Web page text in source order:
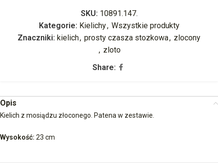
SKU: 10891.147.
Kategorie: Kielichy, Wszystkie produkty
Znaczniki: kielich, prosty czasza stozkowa, zlocony
, zloto
Share:
Opis
Kielich z mosiądzu złoconego. Patena w zestawie.
Wysokość: 23 cm